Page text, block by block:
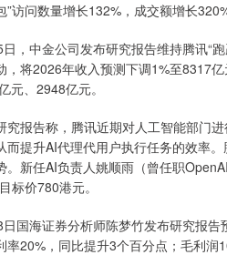
”访问数量增长132%，成交额增长320%
日，中金公司发布研究报告维持腾讯“
，将2026年收入预测下调1%至8317
元、2948亿元。
究报告称，腾讯近期对人工智能部门
而提升AI代理代用户执行任务的效率
。新任AI负责人姚顺雨（曾任职
标价780港元。
日国海证券分析师陈梦竹发布研究报
率20%，同比提升3个百分点；毛利